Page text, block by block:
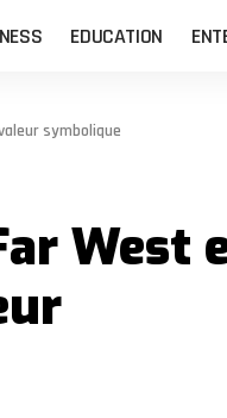
EDUCATION
symbolique
West